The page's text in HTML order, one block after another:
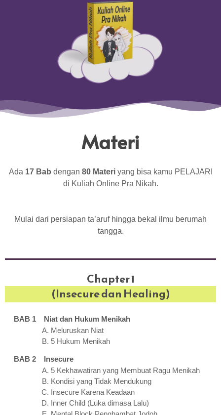
Materi
Ada 17 Bab dengan 80 Materiyang bisa kamu PELAJARI
di Kuliah Online Pra Nikah.
Mulai dari persiapan ta’aruf hingga bekal ilmu berumah
tangga.
Chapter 1
(Insecure dan Healing)
BAB 1 Niat dan Hukum Menikah
Meluruskan Niat
5 Hukum Menikah
BAB 2 Insecure
5 Kekhawatiran yang Membuat Ragu Menikah
Kondisi yang Tidak Mendukung
Insecure Karena Keadaan
Inner Child (Luka dimasa Lalu)